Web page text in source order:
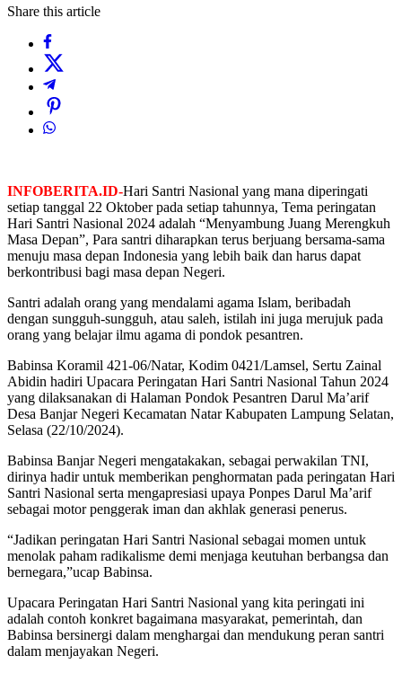
Share this article
INFOBERITA.ID-Hari Santri Nasional yang mana diperingati
setiap tanggal 22 Oktober pada setiap tahunnya, Tema peringatan
Hari Santri Nasional 2024 adalah “Menyambung Juang Merengkuh
Masa Depan”, Para santri diharapkan terus berjuang bersama-sama
menuju masa depan Indonesia yang lebih baik dan harus dapat
berkontribusi bagi masa depan Negeri.
Santri adalah orang yang mendalami agama Islam, beribadah
dengan sungguh-sungguh, atau saleh, istilah ini juga merujuk pada
orang yang belajar ilmu agama di pondok pesantren.
Babinsa Koramil 421-06/Natar, Kodim 0421/Lamsel, Sertu Zainal
Abidin hadiri Upacara Peringatan Hari Santri Nasional Tahun 2024
yang dilaksanakan di Halaman Pondok Pesantren Darul Ma’arif
Desa Banjar Negeri Kecamatan Natar Kabupaten Lampung Selatan,
Selasa (22/10/2024).
Babinsa Banjar Negeri mengatakakan, sebagai perwakilan TNI,
dirinya hadir untuk memberikan penghormatan pada peringatan Hari
Santri Nasional serta mengapresiasi upaya Ponpes Darul Ma’arif
sebagai motor penggerak iman dan akhlak generasi penerus.
“Jadikan peringatan Hari Santri Nasional sebagai momen untuk
menolak paham radikalisme demi menjaga keutuhan berbangsa dan
bernegara,”ucap Babinsa.
Upacara Peringatan Hari Santri Nasional yang kita peringati ini
adalah contoh konkret bagaimana masyarakat, pemerintah, dan
Babinsa bersinergi dalam menghargai dan mendukung peran santri
dalam menjayakan Negeri.